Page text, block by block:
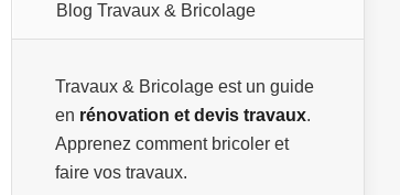
Blog Travaux & Bricolage
Travaux & Bricolage est un guide
en rénovation et devis travaux.
Apprenez comment bricoler et
faire vos travaux.